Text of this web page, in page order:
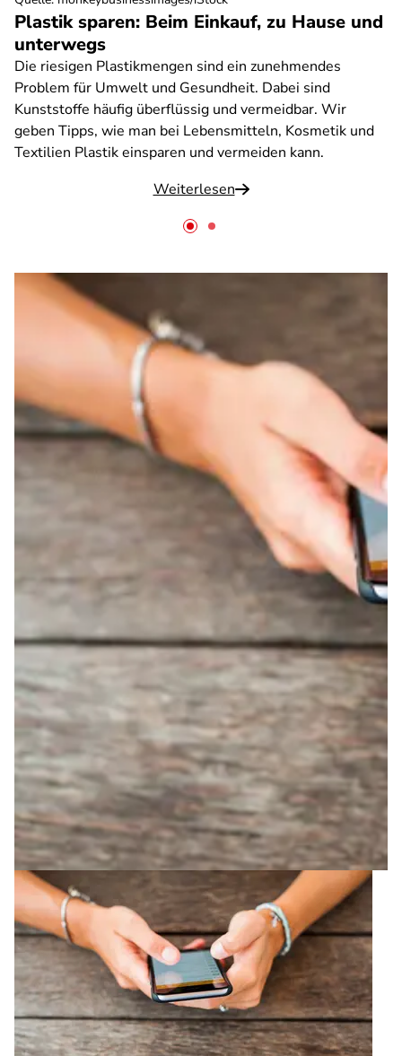
Plastik sparen: Beim Einkauf, zu Hause und
unterwegs
Die riesigen Plastikmengen sind ein zunehmendes
Problem für Umwelt und Gesundheit. Dabei sind
Kunststoffe häufig überflüssig und vermeidbar. Wir
geben Tipps, wie man bei Lebensmitteln, Kosmetik und
Textilien Plastik einsparen und vermeiden kann.
Weiterlesen